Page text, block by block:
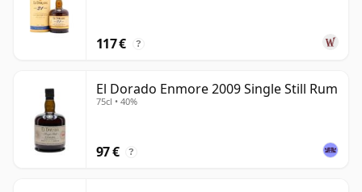
117 € ?
El Dorado Enmore 2009 Single Still Rum
75cl • 40%
97 € ?